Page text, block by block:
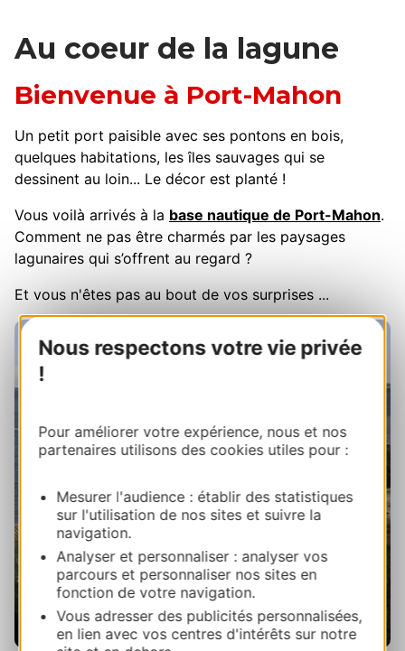
Nous respectons votre vie privée
!
Pour améliorer votre expérience, nous et nos
partenaires utilisons des cookies utiles pour :
Mesurer l'audience : établir des statistiques
sur l'utilisation de nos sites et suivre la
navigation.
Analyser et personnaliser : analyser vos
parcours et personnaliser nos sites en
fonction de votre navigation.
Vous adresser des publicités personnalisées,
en lien avec vos centres d'intérêts sur notre
Au coeur de la lagune
Bienvenue à Port-Mahon
Un petit port paisible avec ses pontons en bois,
quelques habitations, les îles sauvages qui se
dessinent au loin... Le décor est planté !
Vous voilà arrivés à la base nautique de Port-Mahon.
Comment ne pas être charmés par les paysages
lagunaires qui s’offrent au regard ?
Et vous n'êtes pas au bout de vos surprises ...